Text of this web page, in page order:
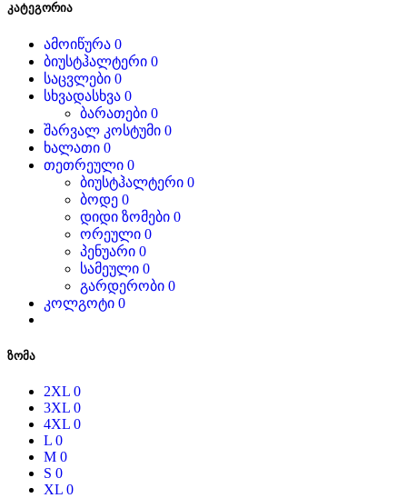
კატეგორია
ამოიწურა 0
ბიუსტჰალტერი 0
საცვლები 0
სხვადასხვა 0
ბარათები 0
შარვალ კოსტუმი 0
ხალათი 0
თეთრეული 0
ბიუსტჰალტერი 0
ბოდე 0
დიდი ზომები 0
ორეული 0
პენუარი 0
სამეული 0
გარდერობი 0
კოლგოტი 0
ზომა
2XL 0
3XL 0
4XL 0
L 0
M 0
S 0
XL 0